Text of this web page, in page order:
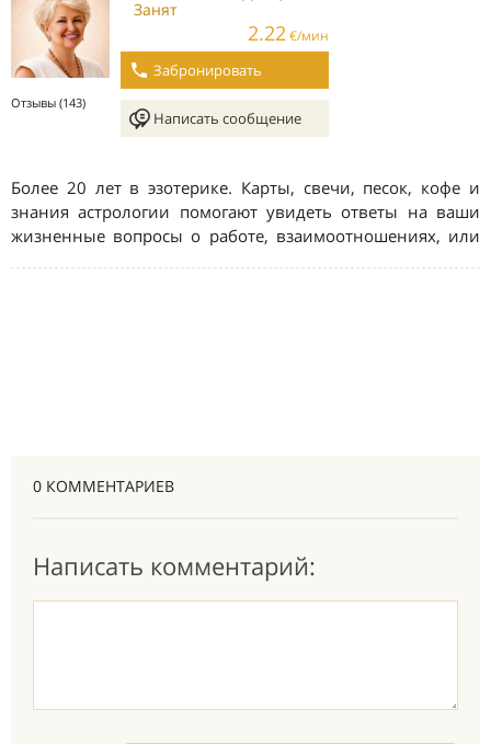
0 КОММЕНТАРИЕВ
Написать комментарий: